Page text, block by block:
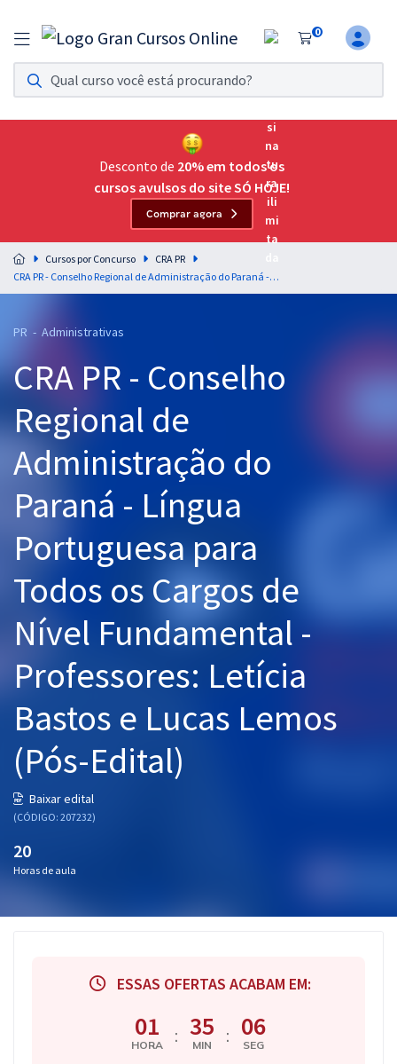
0
Assinatura Ilimitada 11
Acesso a todos os cursos. Teste grátis por 7 dias!
Assinatura OAB Até Passar
Acesso ilimitado a toda preparação para o Exame da
Residências Multiprofissionais
Preparação completa e intensiva para as principais
residências em saúde do Brasil
Cursos 20% OFF
Pós
Graduação
OAB
Questões grátis
Conteúdo gratuito
Aprovados
Desconto de 20% em todos os
cursos avulsos do site SÓ HOJE!
Comprar agora
Cursos por Concurso
CRA PR
CRA PR - Conselho Regional de Administração do Paraná - Língua Portuguesa para Todos os Cargos de Nível Fundamental - Professores: Letícia Bastos e Lucas Lemos (Pós-Edital)
PR - Administrativas
CRA PR - Conselho
Regional de
Administração do
Paraná - Língua
Portuguesa para
Todos os Cargos de
Nível Fundamental -
Professores: Letícia
Bastos e Lucas Lemos
(Pós-Edital)
Baixar edital
(CÓDIGO: 207232)
20
Horas de aula
ESSAS OFERTAS ACABAM EM:
01
HORA : 35
MIN : 05
SEG